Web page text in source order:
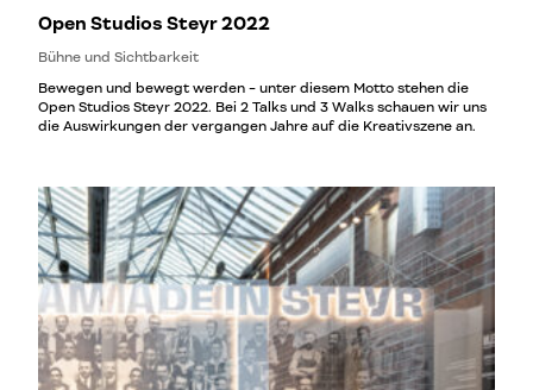
Open Studios Steyr 2022
Bühne und Sichtbarkeit
Bewegen und bewegt werden - unter diesem Motto stehen die
Open Studios Steyr 2022. Bei 2 Talks und 3 Walks schauen wir uns
die Auswirkungen der vergangen Jahre auf die Kreativszene an.